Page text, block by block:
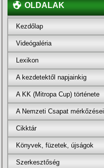
OLDALAK
Kezdőlap
Videógaléria
Lexikon
A kezdetektől napjainkig
A KK (Mitropa Cup) története
A Nemzeti Csapat mérkőzései
Cikktár
Könyvek, füzetek, újságok
Szerkesztőség